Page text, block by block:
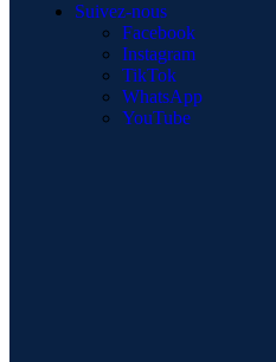
Suivez-nous
Facebook
Instagram
TikTok
WhatsApp
YouTube